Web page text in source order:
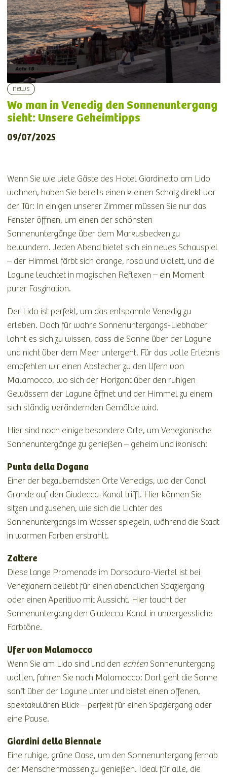
news
Wo man in Venedig den Sonnenuntergang
sieht: Unsere Geheimtipps
09/07/2025
Wenn Sie wie viele Gäste des Hotel Giardinetto am Lido
wohnen, haben Sie bereits einen kleinen Schatz direkt vor
der Tür: In einigen unserer Zimmer müssen Sie nur das
Fenster öffnen, um einen der schönsten
Sonnenuntergänge über dem Markusbecken zu
bewundern. Jeden Abend bietet sich ein neues Schauspiel
– der Himmel färbt sich orange, rosa und violett, und die
Lagune leuchtet in magischen Reflexen – ein Moment
purer Faszination.
Der Lido ist perfekt, um das entspannte Venedig zu
erleben. Doch für wahre Sonnenuntergangs-Liebhaber
lohnt es sich zu wissen, dass die Sonne über der Lagune
und nicht über dem Meer untergeht. Für das volle Erlebnis
empfehlen wir einen Abstecher zu den Ufern von
Malamocco, wo sich der Horizont über den ruhigen
Gewässern der Lagune öffnet und der Himmel zu einem
sich ständig verändernden Gemälde wird.
Hier sind noch einige besondere Orte, um Venezianische
Sonnenuntergänge zu genießen – geheim und ikonisch:
Punta della Dogana
Einer der bezauberndsten Orte Venedigs, wo der Canal
Grande auf den Giudecca-Kanal trifft. Hier können Sie
sitzen und zusehen, wie sich die Lichter des
Sonnenuntergangs im Wasser spiegeln, während die Stadt
in warmen Farben erstrahlt.
Zattere
Diese lange Promenade im Dorsoduro-Viertel ist bei
Venezianern beliebt für einen abendlichen Spaziergang
oder einen Aperitivo mit Aussicht. Hier taucht der
Sonnenuntergang den Giudecca-Kanal in unvergessliche
Farbtöne.
Ufer von Malamocco
Wenn Sie am Lido sind und den echtenSonnenuntergang
wollen, fahren Sie nach Malamocco: Dort geht die Sonne
sanft über der Lagune unter und bietet einen offenen,
spektakulären Blick – perfekt für einen Spaziergang oder
eine Pause.
Giardini della Biennale
Eine ruhige, grüne Oase, um den Sonnenuntergang fernab
der Menschenmassen zu genießen. Ideal für alle, die